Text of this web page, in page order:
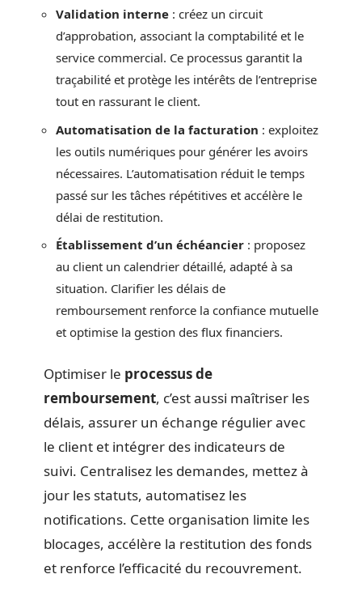
Validation interne : créez un circuit
d’approbation, associant la comptabilité et le
service commercial. Ce processus garantit la
traçabilité et protège les intérêts de l’entreprise
tout en rassurant le client.
Automatisation de la facturation : exploitez
les outils numériques pour générer les avoirs
nécessaires. L’automatisation réduit le temps
passé sur les tâches répétitives et accélère le
délai de restitution.
Établissement d’un échéancier : proposez
au client un calendrier détaillé, adapté à sa
situation. Clarifier les délais de
remboursement renforce la confiance mutuelle
et optimise la gestion des flux financiers.
Optimiser le processus de
remboursement, c’est aussi maîtriser les
délais, assurer un échange régulier avec
le client et intégrer des indicateurs de
suivi. Centralisez les demandes, mettez à
jour les statuts, automatisez les
notifications. Cette organisation limite les
blocages, accélère la restitution des fonds
et renforce l’efficacité du recouvrement.